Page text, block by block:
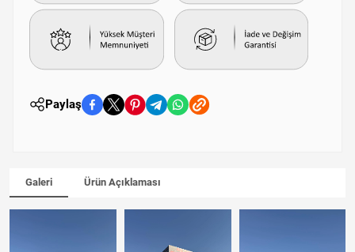
Paylaş
Galeri Ürün Açıklaması